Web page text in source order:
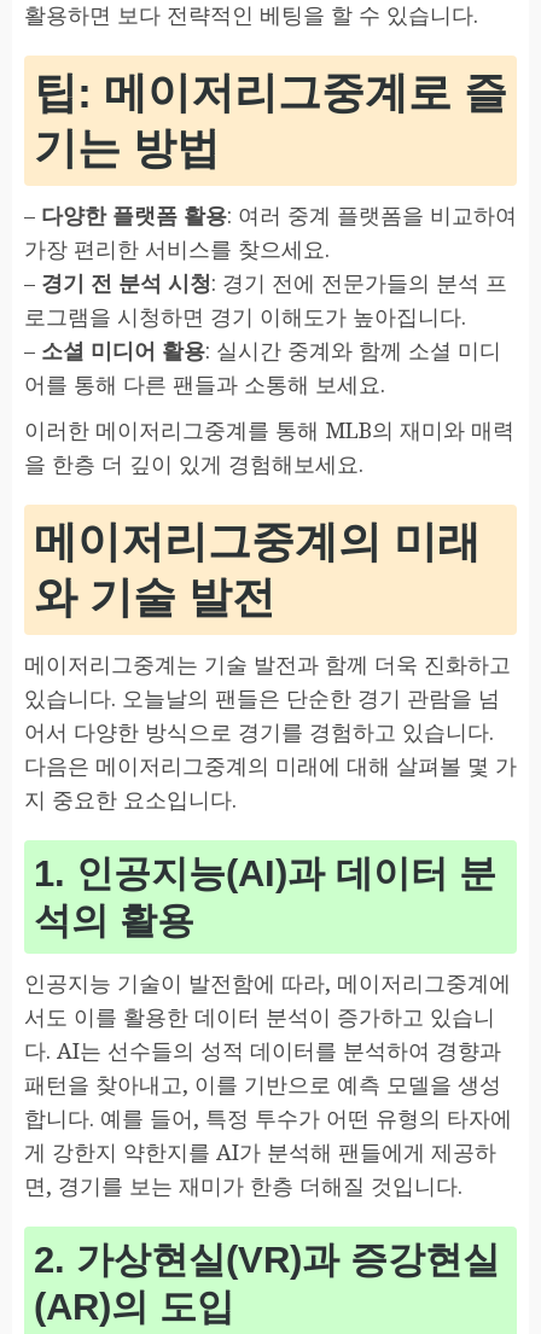
활용하면 보다 전략적인 베팅을 할 수 있습니다.
팁: 메이저리그중계로 즐
기는 방법
– 다양한 플랫폼 활용: 여러 중계 플랫폼을 비교하여
가장 편리한 서비스를 찾으세요.
– 경기 전 분석 시청: 경기 전에 전문가들의 분석 프
로그램을 시청하면 경기 이해도가 높아집니다.
– 소셜 미디어 활용: 실시간 중계와 함께 소셜 미디
어를 통해 다른 팬들과 소통해 보세요.
이러한 메이저리그중계를 통해 MLB의 재미와 매력
을 한층 더 깊이 있게 경험해보세요.
메이저리그중계의 미래
와 기술 발전
메이저리그중계는 기술 발전과 함께 더욱 진화하고
있습니다. 오늘날의 팬들은 단순한 경기 관람을 넘
어서 다양한 방식으로 경기를 경험하고 있습니다.
다음은 메이저리그중계의 미래에 대해 살펴볼 몇 가
지 중요한 요소입니다.
1. 인공지능(AI)과 데이터 분
석의 활용
인공지능 기술이 발전함에 따라, 메이저리그중계에
서도 이를 활용한 데이터 분석이 증가하고 있습니
다. AI는 선수들의 성적 데이터를 분석하여 경향과
패턴을 찾아내고, 이를 기반으로 예측 모델을 생성
합니다. 예를 들어, 특정 투수가 어떤 유형의 타자에
게 강한지 약한지를 AI가 분석해 팬들에게 제공하
면, 경기를 보는 재미가 한층 더해질 것입니다.
2. 가상현실(VR)과 증강현실
(AR)의 도입